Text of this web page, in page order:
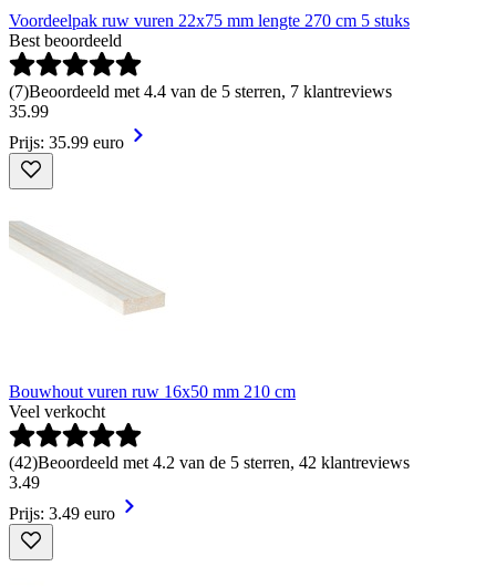
Voordeelpak ruw vuren 22x75 mm lengte 270 cm 5 stuks
Best beoordeeld
(7)Beoordeeld met 4.4 van de 5 sterren, 7 klantreviews
35.99
Prijs: 35.99 euro
Bouwhout vuren ruw 16x50 mm 210 cm
Veel verkocht
(42)Beoordeeld met 4.2 van de 5 sterren, 42 klantreviews
3.49
Prijs: 3.49 euro